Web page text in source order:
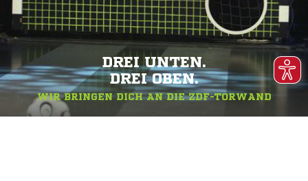
DREI UNTEN.
DREI OBEN.
WIR BRINGEN DICH AN DIE ZDF-TORWAND